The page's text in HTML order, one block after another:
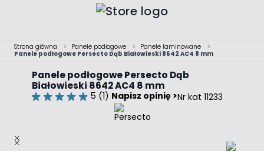
Strona główna > Panele podłogowe > Panele laminowane
>
Panele podłogowe Persecto Dąb Białowieski 8642 AC4 8 mm
Panele podłogowe Persecto Dąb
Białowieski 8642 AC4 8 mm
5 (1) Napisz opinię >Nr kat 11233
Main image
Click to view image in fullscreen